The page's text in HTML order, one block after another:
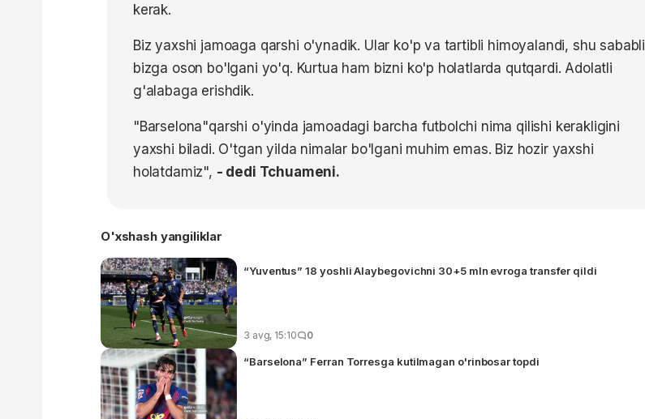
kerak.
Biz yaxshi jamoaga qarshi o'ynadik. Ular ko'p va tartibli himoyalandi, shu sababli
bizga oson bo'lgani yo'q. Kurtua ham bizni ko'p holatlarda qutqardi. Adolatli
g'alabaga erishdik.
"Barselona"qarshi o'yinda jamoadagi barcha futbolchi nima qilishi kerakligini
yaxshi biladi. O'tgan yilda nimalar bo'lgani muhim emas. Biz hozir yaxshi
holatdamiz", - dedi Tchuameni.
O'xshash yangiliklar
“Yuventus” 18 yoshli Alaybegovichni 30+5 mln evroga transfer qildi
3 avg, 15:10 0
“Barselona” Ferran Torresga kutilmagan o'rinbosar topdi